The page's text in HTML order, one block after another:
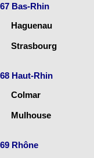
67 Bas-Rhin
Haguenau
Strasbourg
68 Haut-Rhin
Colmar
Mulhouse
69 Rhône